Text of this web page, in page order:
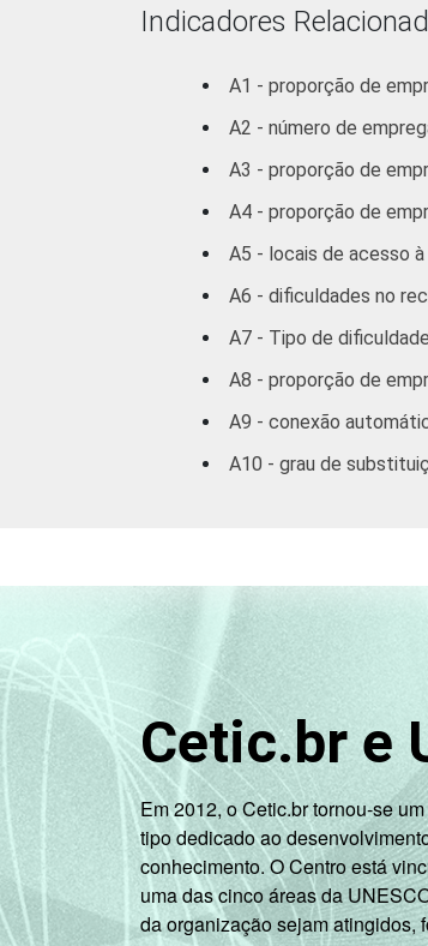
* Base: 2.005 empresas que
grupos 55.1, 55.2, 92.1 e 92.2
Respostas referentes aos
Indicadores
A1 - proporção de
A2 - número de
A3 - proporção de
A4 - proporção de
A5 - locais de acesso
A6 - dificuldades no
A7 - Tipo de
A8 - proporção de
A9 - conexão
A10 - grau de
Cetic.br e
Em 2012, o Cetic.br tornou-se
tipo dedicado ao
conhecimento. O Centro está
uma das cinco áreas da
da organização sejam atingidos,